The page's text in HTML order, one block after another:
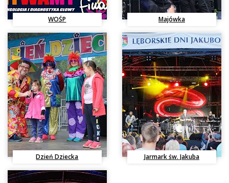
WOŚP Majówka
Imprezy Rekreacyjne
Dzień Dziecka Jarmark św. Jakuba